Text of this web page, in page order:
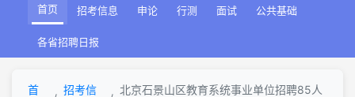
首页 招考信息 申论 行测 面试 公共基础
各省招聘日报
首
招考信
北京石景山区教育系统事业单位招聘85人